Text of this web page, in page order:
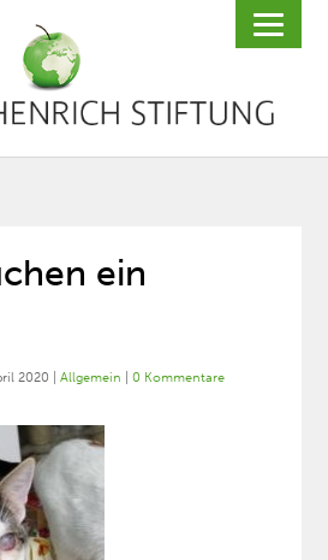
ein
2020 |Allgemein |0 Kommentare